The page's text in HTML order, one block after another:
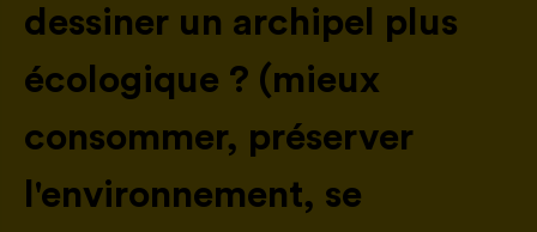
dessiner un archipel plus
écologique ? (mieux
consommer, préserver
l'environnement, se